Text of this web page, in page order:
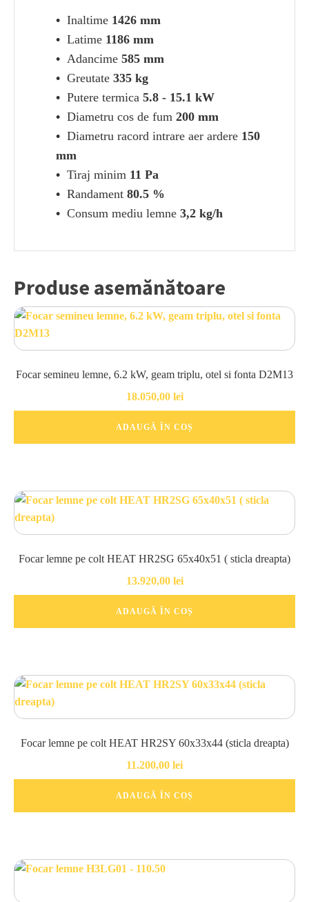
• Inaltime 1426 mm
• Latime 1186 mm
• Adancime 585 mm
• Greutate 335 kg
• Putere termica 5.8 - 15.1 kW
• Diametru cos de fum 200 mm
• Diametru racord intrare aer ardere 150
mm
• Tiraj minim 11 Pa
• Randament 80.5 %
• Consum mediu lemne 3,2 kg/h
Produse asemănătoare
Focar semineu lemne, 6.2 kW, geam triplu, otel si fonta D2M13
18.050,00 lei
ADAUGĂ ÎN COȘ
Focar lemne pe colt HEAT HR2SG 65x40x51 ( sticla dreapta)
13.920,00 lei
ADAUGĂ ÎN COȘ
Focar lemne pe colt HEAT HR2SY 60x33x44 (sticla dreapta)
11.200,00 lei
ADAUGĂ ÎN COȘ